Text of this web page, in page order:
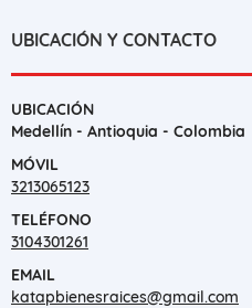
UBICACIÓN Y CONTACTO
UBICACIÓN
Medellín - Antioquia - Colombia
MÓVIL
3213065123
TELÉFONO
3104301261
EMAIL
katapbienesraices@gmail.com